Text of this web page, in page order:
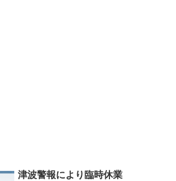
津波警報により臨時休業